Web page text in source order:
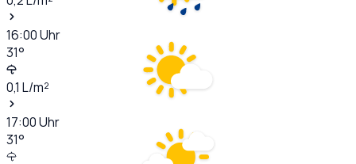
16:00Uhr
31°
0,1 L/m²
17:00Uhr
31°